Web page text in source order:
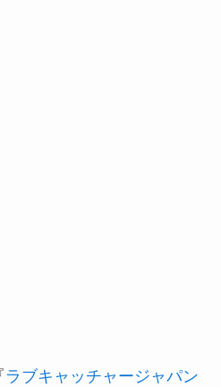
ラブキャッチャージャパン